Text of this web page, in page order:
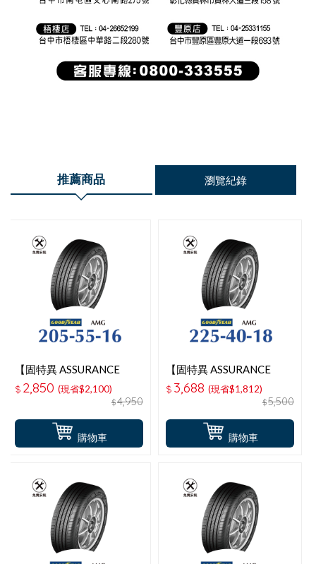
推薦商品 瀏覽紀錄
購物車
【固特異 ASSURANCE
MAXGUARD 】 205-55-
16操控性能輪胎
$ 2,850 (現省$2,100)
$4,950
購物車
【固特異 ASSURANCE
MAXGUARD 】 225-40-
18操控性能輪胎
$ 3,688 (現省$1,812)
$5,500